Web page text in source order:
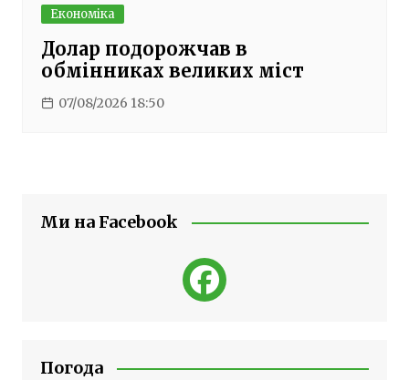
Економіка
Долар подорожчав в
обмінниках великих міст
07/08/2026 18:50
Ми на Facebook
Погода